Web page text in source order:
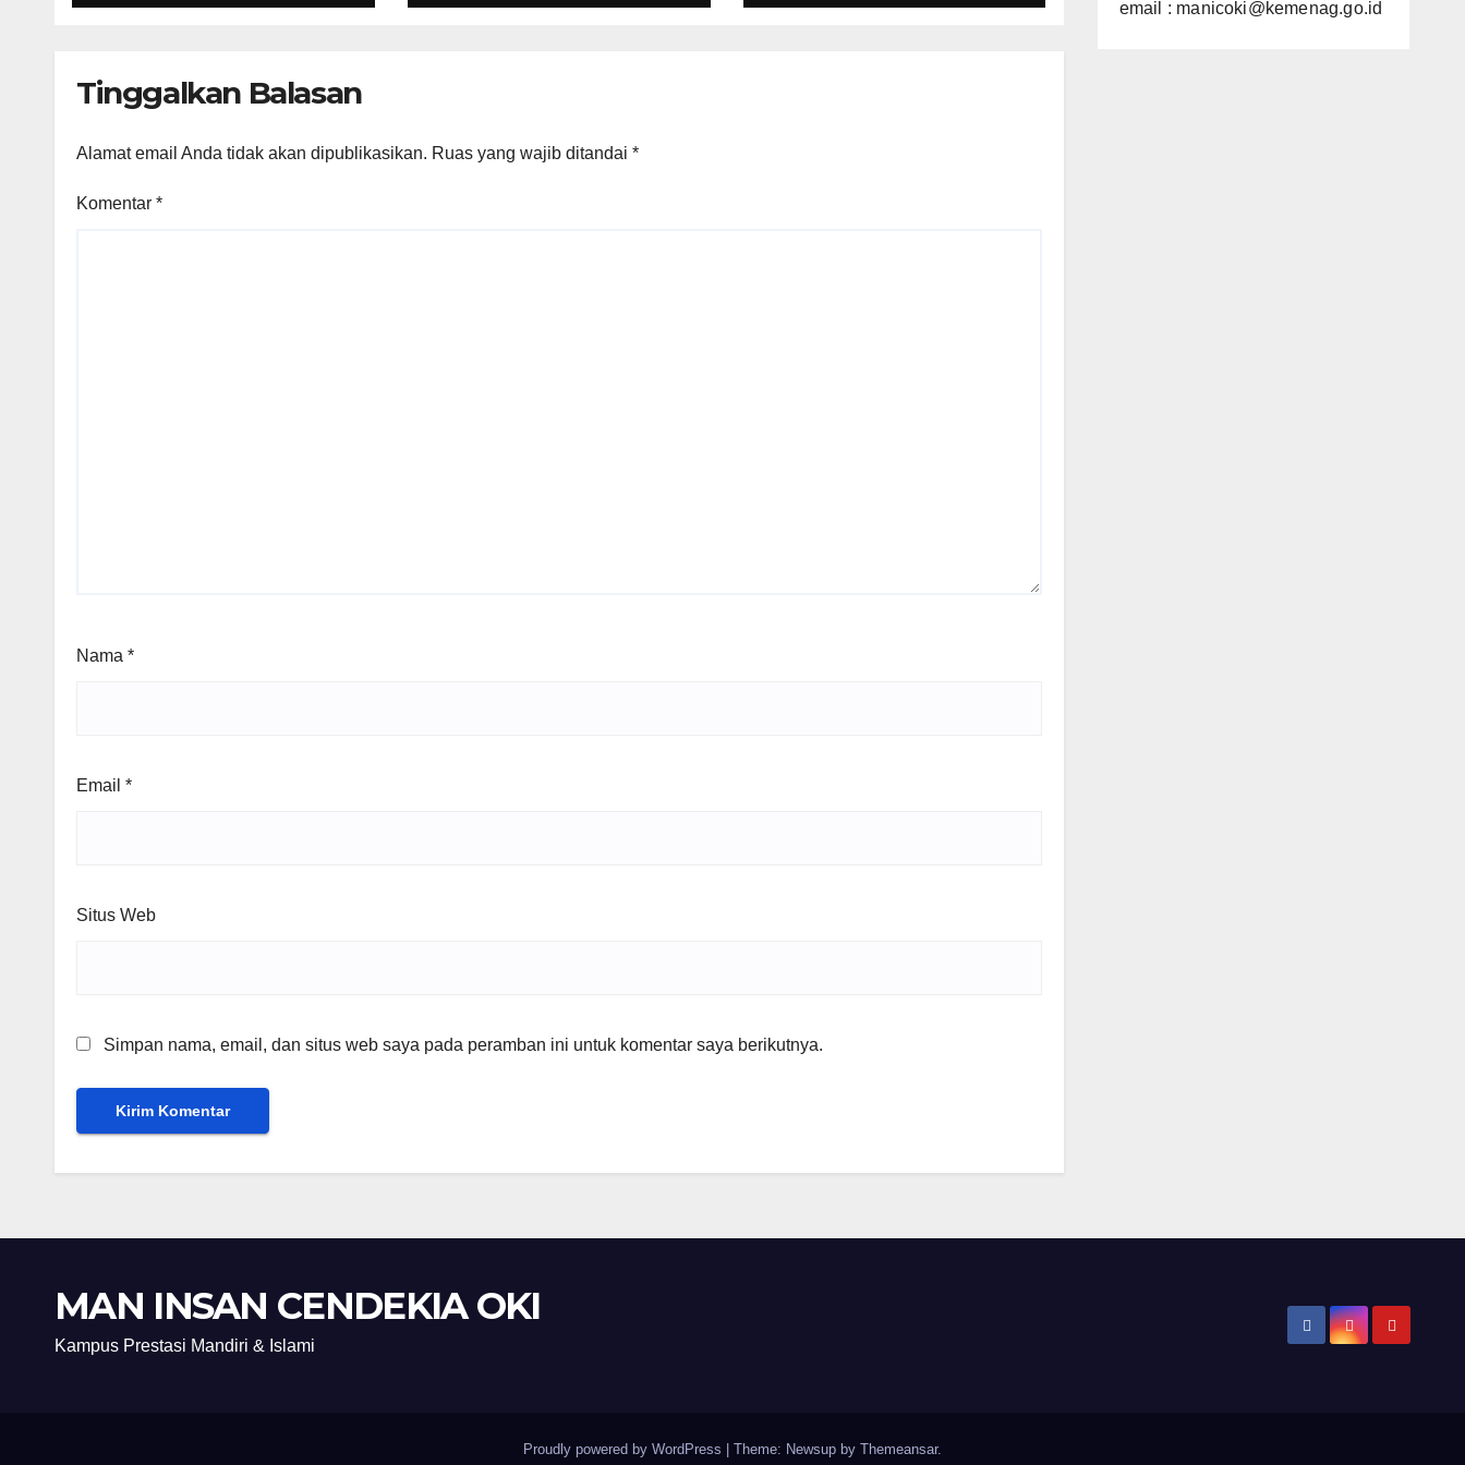
2026
Tinggalkan Balasan
Alamat email Anda tidak akan dipublikasikan. Ruas yang wajib ditandai *
Komentar *
Nama *
Email *
Situs Web
Simpan nama, email, dan situs web saya pada peramban ini untuk komentar saya berikutnya.
email : manicoki@kemenag.go.id
MAN INSAN CENDEKIA OKI
Kampus Prestasi Mandiri & Islami
Proudly powered by WordPress Theme: Newsup by Themeansar.